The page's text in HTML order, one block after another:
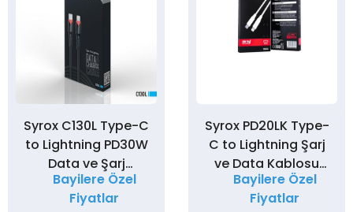
Syrox C130L Type-C
to Lightning PD30W
Data ve Şarj
Kablosu - Bir Ucu
Type-C , Bir Ucu
Bayilere Özel
Fiyatlar
Syrox PD20LK Type-
C to Lightning Şarj
ve Data Kablosu
1Metre 20W PD
Teknolojisi
Bayilere Özel
Fiyatlar